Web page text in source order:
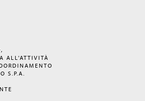
ALL'ATTIVITÀ
S.P.A.